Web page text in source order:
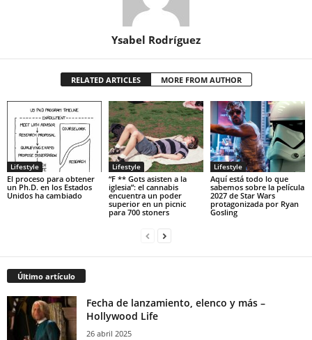
Ysabel Rodríguez
RELATED ARTICLES MORE FROM AUTHOR
Lifestyle
El proceso para obtener
un Ph.D. en los Estados
Unidos ha cambiado
Lifestyle
“F ** Gots asisten a la
iglesia”: el cannabis
encuentra un poder
superior en un picnic
para 700 stoners
Lifestyle
Aquí está todo lo que
sabemos sobre la película
2027 de Star Wars
protagonizada por Ryan
Gosling
Último artículo
Fecha de lanzamiento, elenco y más –
Hollywood Life
26 abril 2025